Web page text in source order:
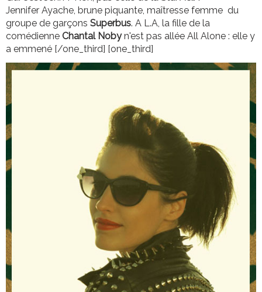
Jennifer Ayache, brune piquante, maîtresse femme du
groupe de garçons Superbus. A L.A, la fille de la
comédienne Chantal Nobyn'est pas allée All Alone : elle y
a emmené [/one_third] [one_third]